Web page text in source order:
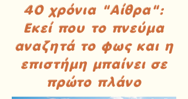
40 χρόνια "Αίθρα":
Εκεί που το πνεύμα
αναζητά το φως και η
επιστήμη μπαίνει σε
πρώτο πλάνο